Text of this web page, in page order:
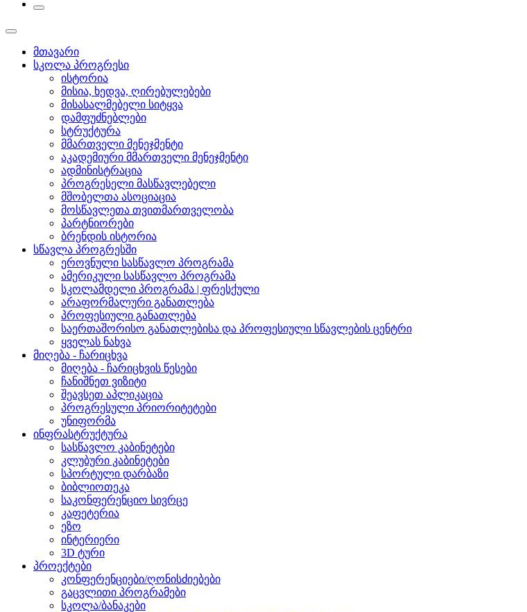
მთავარი
სკოლა პროგრესი
ისტორია
მისია, ხედვა, ღირებულებები
მისასალმებელი სიტყვა
დამფუძნებლები
სტრუქტურა
მმართველი მენეჯმენტი
აკადემიური მმართველი მენეჯმენტი
ადმინისტრაცია
პროგრესელი მასწავლებელი
მშობელთა ასოციაცია
მოსწავლეთა თვითმართველობა
პარტნიორები
ბრენდის ისტორია
სწავლა პროგრესში
ეროვნული სასწავლო პროგრამა
ამერიკული სასწავლო პროგრამა
სკოლამდელი პროგრამა | ფრესქული
არაფორმალური განათლება
პროფესიული განათლება
საერთაშორისო განათლებისა და პროფესიული სწავლების ცენტრი
ყველას ნახვა
მიღება - ჩარიცხვა
მიღება - ჩარიცხვის წესები
ჩანიშნეთ ვიზიტი
შეავსეთ აპლიკაცია
პროგრესული პრიორიტეტები
უნიფორმა
ინფრასტრუქტურა
სასწავლო კაბინეტები
კლუბური კაბინეტები
სპორტული დარბაზი
ბიბლიოთეკა
საკონფერენციო სივრცე
კაფეტერია
ეზო
ინტერიერი
3D ტური
პროექტები
კონფერენციები/ღონისძიებები
გაცვლითი პროგრამები
სკოლა/ბანაკები